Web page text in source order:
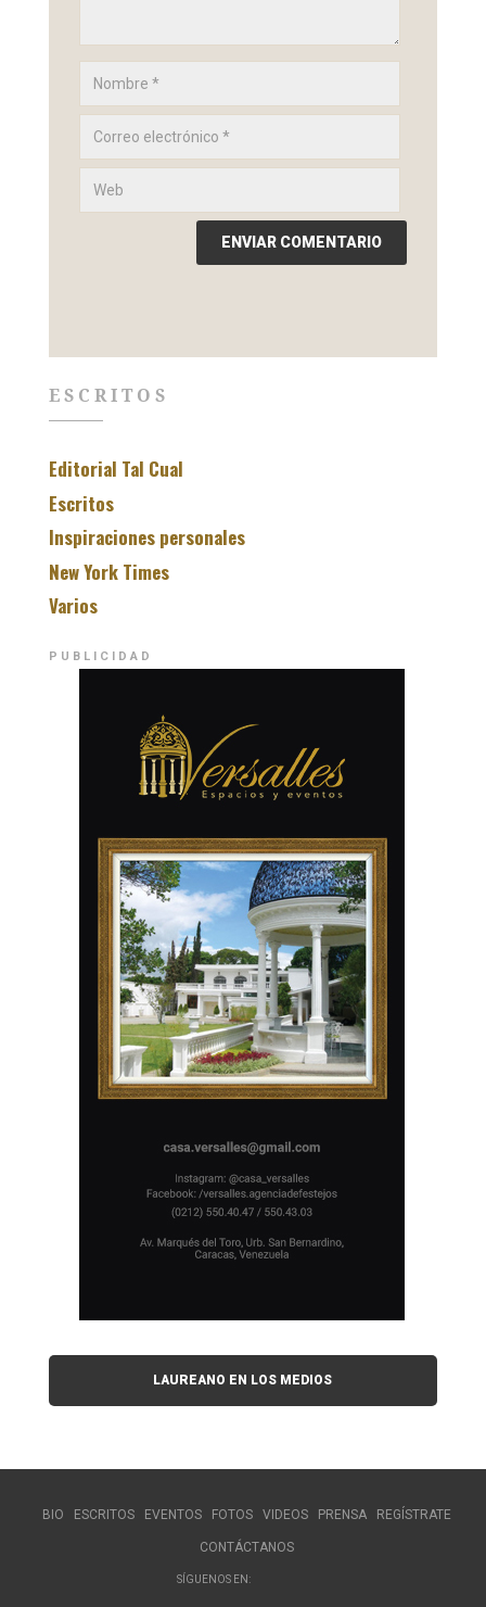
ESCRITOS
Editorial Tal Cual
Escritos
Inspiraciones personales
New York Times
Varios
PUBLICIDAD
LAUREANO EN LOS MEDIOS
BIO ESCRITOS EVENTOS FOTOS VIDEOS PRENSA REGÍSTRATE
CONTÁCTANOS
SÍGUENOS EN: